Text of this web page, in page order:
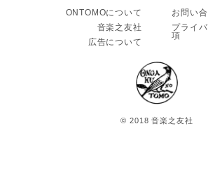
ONTOMOについて
音楽之友社
広告について
お問い
プライ
項
© 2018 音楽之友社